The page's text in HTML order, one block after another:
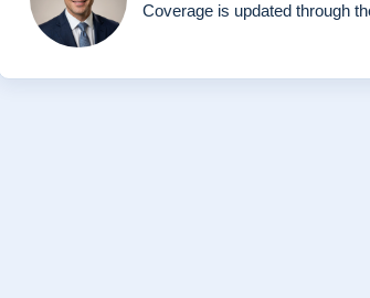
Coverage is updated through